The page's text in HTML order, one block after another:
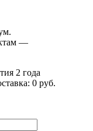
—
2 года
0 руб.